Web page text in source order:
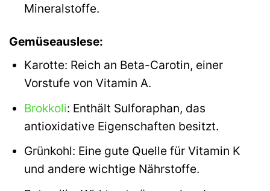
Mineralstoffe.
Gemüseauslese:
Karotte: Reich an Beta-Carotin, einer
Vorstufe von Vitamin A.
Brokkoli: Enthält Sulforaphan, das
antioxidative Eigenschaften besitzt.
Grünkohl: Eine gute Quelle für Vitamin K
und andere wichtige Nährstoffe.